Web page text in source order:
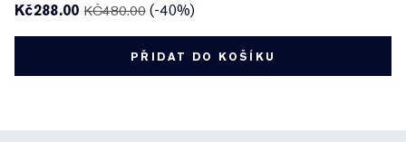
Kč288.00KČ480.00 (-40%)
PŘIDAT DO KOŠÍKU